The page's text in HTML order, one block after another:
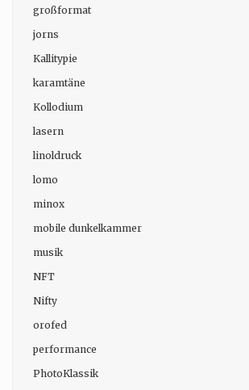
großformat
jorns
Kallitypie
karamtäne
Kollodium
lasern
linoldruck
lomo
minox
mobile dunkelkammer
musik
NFT
Nifty
orofed
performance
PhotoKlassik